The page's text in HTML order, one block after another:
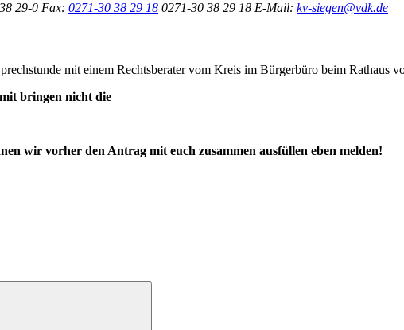
29-0 Fax: 0271-30 38 29 18 0271-30 38 29 18 E-Mail: kv-siegen@vdk.de
mit einem Rechtsberater vom Kreis im Bürgerbüro beim Rathaus
bringen nicht die
wir vorher den Antrag mit euch zusammen ausfüllen eben melden!